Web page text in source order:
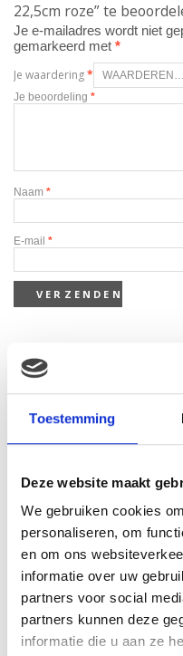
Toestemming
Deze website maakt
We gebruiken cookies
personaliseren, om
en om ons
informatie over uw
partners voor social
partners kunnen deze
informatie die u aan ze
22,5cm roze” te
Je e-mailadres wordt niet
gemarkeerd met *
Je waardering*
Je beoordeling *
Naam *
E-mail *
Gerelateerde